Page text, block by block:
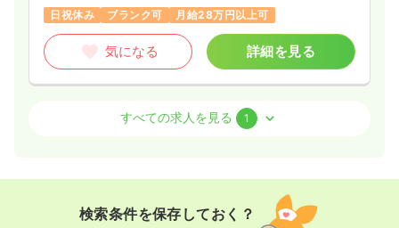
時間 8:45～17:00（休憩60分）
土日祝休み
担当業務未経験可
第二新卒可
月給30万円以上可
日祝休み
ブランク可 月給28万円以上可
気になる 詳細を見る
8:30～16:30 （休憩60分）
すべての求人を見る 1
検索条件を保存しておく？